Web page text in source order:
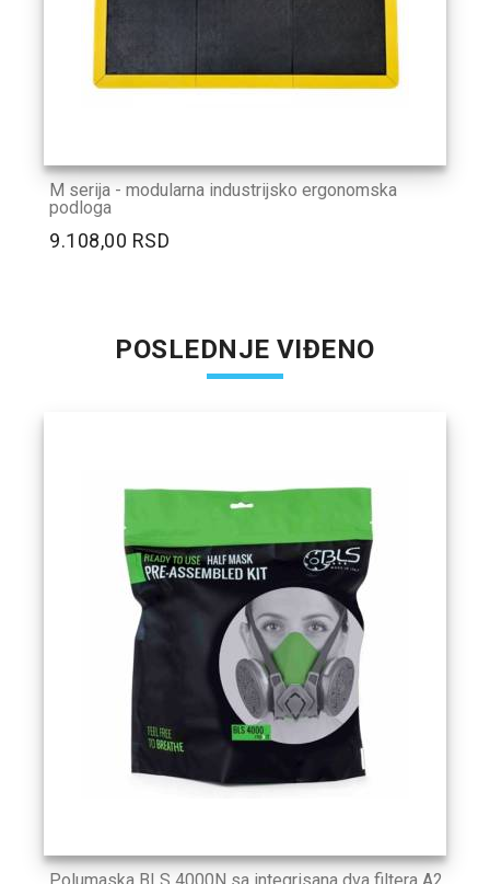
M serija - modularna industrijsko ergonomska
podloga
9.108,00 RSD
POSLEDNJE VIĐENO
Polumaska BLS 4000N sa integrisana dva filtera A2